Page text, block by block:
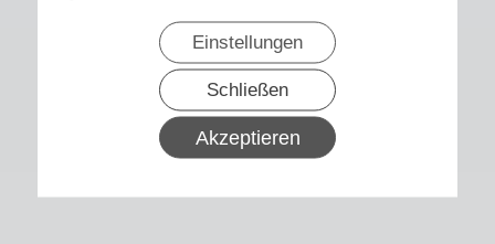
Einstellungen
Schließen
Akzeptieren